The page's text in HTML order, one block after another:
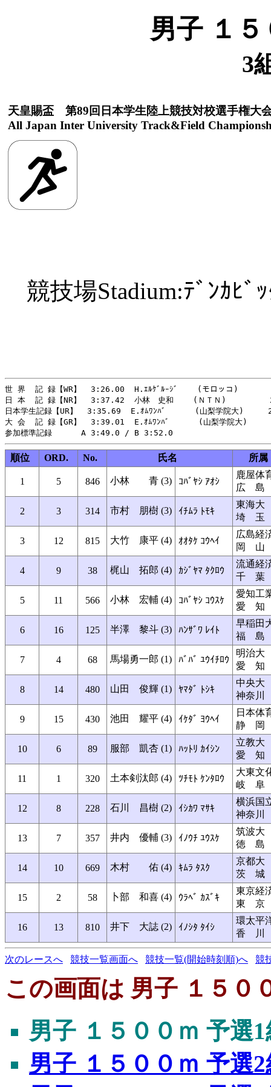
男子 １
3
天皇賜盃 第89回日本学生陸上競技対校選手権大
All Japan Inter University Track&Field
競技場Stadium:ﾃﾞﾝｶﾋﾞ
世 界  記 録【WR】  3:26.00  H.ｴﾙｹﾞﾙｰｼﾞ    (モロッコ)
日 本  記 録【NR】  3:37.42  小林　史和    (ＮＴＮ)
日本学生記録【UR】  3:35.69  E.ｵﾑﾜﾝﾊﾞ      (山梨学院大)
大 会  記 録【GR】  3:39.01  E.ｵﾑﾜﾝﾊﾞ      (山梨学院大)
順位 ORD. No. 氏名 所属
1 5 846 小林 青 (3) ｺﾊﾞﾔｼ ｱｵｼ
鹿屋体
広 島
2 3 314 市村 朋樹 (3) ｲﾁﾑﾗ ﾄﾓｷ
東海大
埼 玉
3 12 815 大竹 康平 (4) ｵｵﾀｹ ｺｳﾍｲ
広島経
岡 山
4 9 38 梶山 拓郎 (4) ｶｼﾞﾔﾏ ﾀｸﾛｳ
流通経
千 葉
5 11 566 小林 宏輔 (4) ｺﾊﾞﾔｼ ｺｳｽｹ
愛知工
愛 知
6 16 125 半澤 黎斗 (3) ﾊﾝｻﾞﾜ ﾚｲﾄ
早稲田
福 島
7 4 68 馬場勇一郎 (1) ﾊﾞﾊﾞ ﾕｳｲﾁﾛｳ
明治大
愛 知
8 14 480 山田 俊輝 (1) ﾔﾏﾀﾞ ﾄｼｷ
中央大
神奈川
9 15 430 池田 耀平 (4) ｲｹﾀﾞ ﾖｳﾍｲ
日本体
静 岡
10 6 89 服部 凱杏 (1) ﾊｯﾄﾘ ｶｲｼﾝ
立教大
愛 知
11 1 320 土本剣汰郎 (4) ﾂﾁﾓﾄ ｹﾝﾀﾛｳ
大東文
岐 阜
12 8 228 石川 昌樹 (2) ｲｼｶﾜ ﾏｻｷ
横浜国
神奈川
13 7 357 井内 優輔 (3) ｲﾉｳﾁ ﾕｳｽｹ
筑波大
徳 島
14 10 669 木村 佑 (4) ｷﾑﾗ ﾀｽｸ
京都大
茨 城
15 2 58 卜部 和喜 (4) ｳﾗﾍﾞ ｶｽﾞｷ
東京経
東 京
16 13 810 井下 大誌 (2) ｲﾉｼﾀ ﾀｲｼ
環太平
香 川
次のレースへ 競技一覧画面へ 競技一覧(開始時刻順)へ 競
この画面は 男子 １５０
男子 １５００ｍ 予選
男子 １５００ｍ 予選